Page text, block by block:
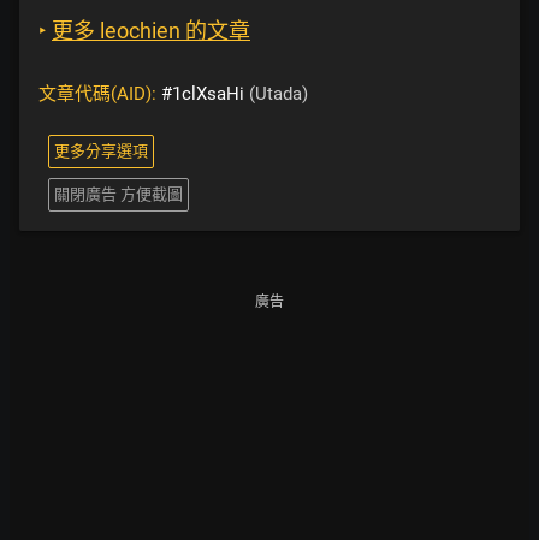
‣ 更多 leochien 的文章
文章代碼(AID): #1clXsaHi (Utada)
更多分享選項
關閉廣告 方便截圖
廣告